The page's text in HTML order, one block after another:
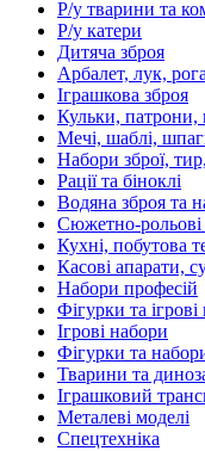
Р/у тварини та
Р/у катери
Дитяча зброя
Арбалет, лук,
Іграшкова зброя
Кульки, патрони,
Мечі, шаблі,
Набори зброї,
Рації та біноклі
Водяна зброя та
Сюжетно-рольові
Кухні, побутова
Касові апарати,
Набори професій
Фігурки та
Ігрові набори
Фігурки та
Тварини та
Іграшковий
Металеві моделі
Спецтехніка